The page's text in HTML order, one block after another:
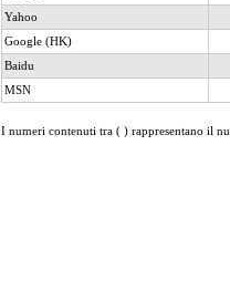
Yahoo
Google (HK)
Baidu
MSN
I numeri contenuti tra ( ) rappresentano il